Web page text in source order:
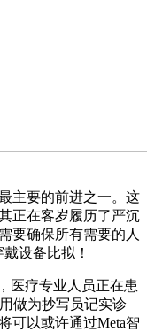
要的前进之一。这
正在客岁履历了严沉
要确保所有需要的人
设备比拟！
疗专业人员正在患
做为抄写员记实诊
可以或许通过Meta智